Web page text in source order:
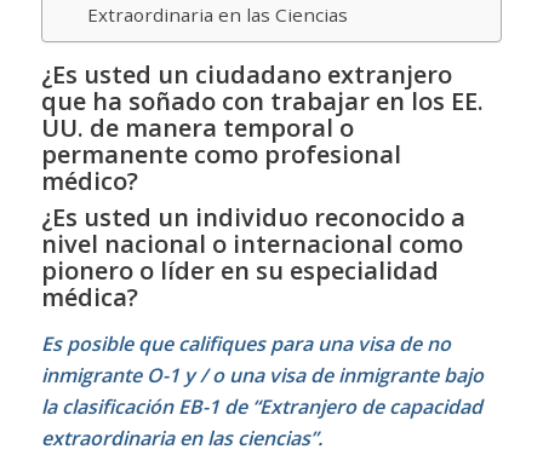
Extraordinaria en las Ciencias
¿Es usted un ciudadano extranjero
que ha soñado con trabajar en los EE.
UU. de manera temporal o
permanente como profesional
médico?
¿Es usted un individuo reconocido a
nivel nacional o internacional como
pionero o líder en su especialidad
médica?
Es posible que califiques para una visa de no
inmigrante O-1 y / o una visa de inmigrante bajo
la clasificación EB-1 de “Extranjero de capacidad
extraordinaria en las ciencias”.